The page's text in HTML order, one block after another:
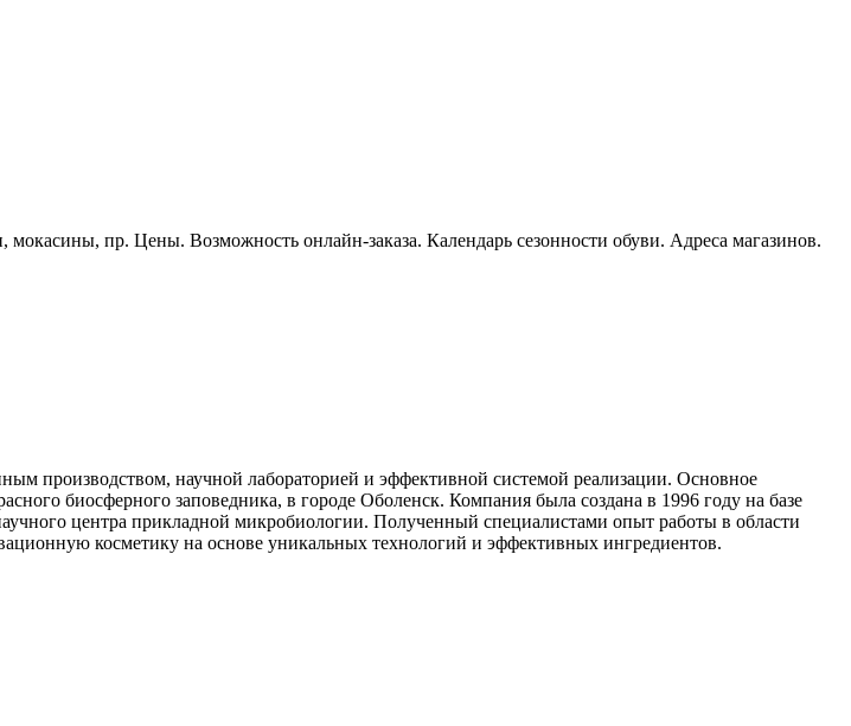
пр. Цены. Возможность онлайн-заказа. Календарь сезонности обуви. Адреса магазинов.
производством, научной лабораторией и эффективной системой реализации. Основное
биосферного заповедника, в городе Оболенск. Компания была создана в 1996 году на базе
центра прикладной микробиологии. Полученный специалистами опыт работы в области
косметику на основе уникальных технологий и эффективных ингредиентов.